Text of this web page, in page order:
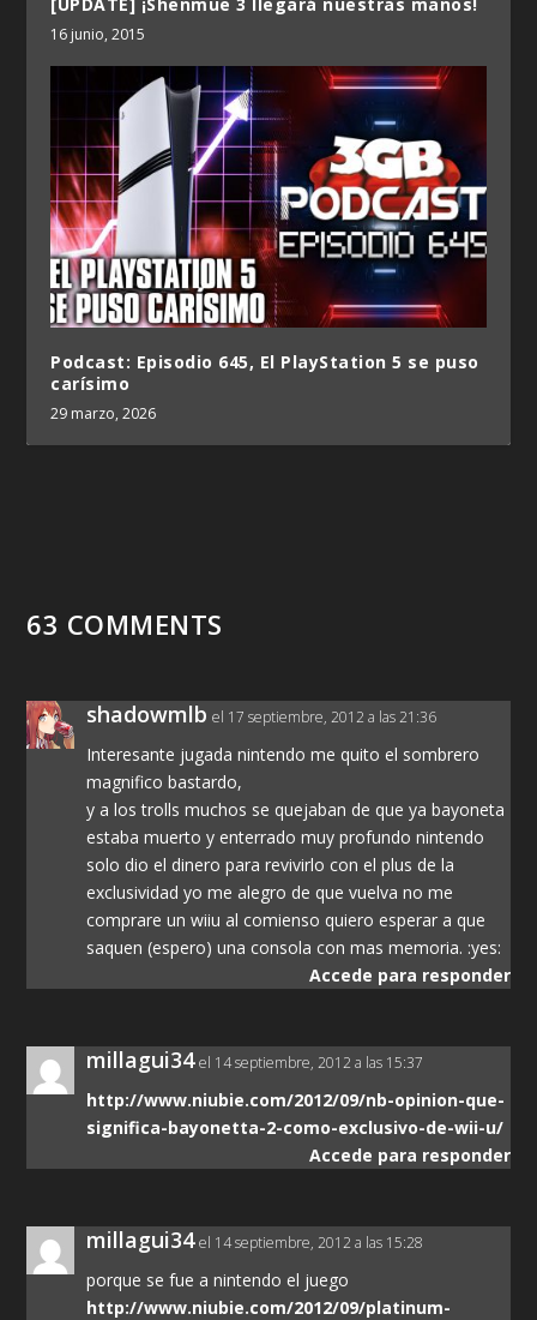
16 junio, 2015
Podcast: Episodio 645, El PlayStation 5 se puso
carísimo
29 marzo, 2026
63 COMMENTS
shadowmlb el 17 septiembre, 2012 a las 21:36
Interesante jugada nintendo me quito el sombrero
magnifico bastardo,
y a los trolls muchos se quejaban de que ya bayoneta
estaba muerto y enterrado muy profundo nintendo
solo dio el dinero para revivirlo con el plus de la
exclusividad yo me alegro de que vuelva no me
comprare un wiiu al comienso quiero esperar a que
saquen (espero) una consola con mas memoria. :yes:
Accede para responder
millagui34 el 14 septiembre, 2012 a las 15:37
http://www.niubie.com/2012/09/nb-opinion-que-
significa-bayonetta-2-como-exclusivo-de-wii-u/
Accede para responder
millagui34 el 14 septiembre, 2012 a las 15:28
porque se fue a nintendo el juego
http://www.niubie.com/2012/09/platinum-